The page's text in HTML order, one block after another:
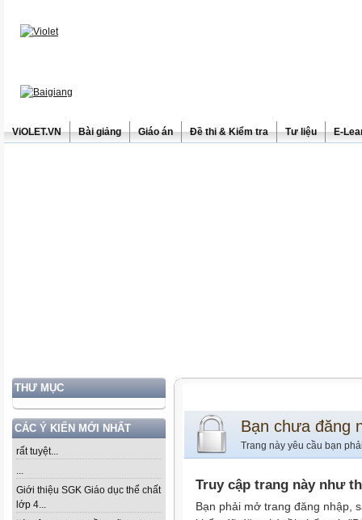
ViOLET.VN Bài giảng Giáo án Đề thi & Kiểm tra Tư liệu E-
THƯ MỤC
CÁC Ý KIẾN MỚI NHẤT
rất tuyệt...
...
Giới thiệu SGK Giáo dục thể chất
lớp 4...
Bạn chưa đăng
Trang này yêu cầu bạn
Truy cập trang này như
Bạn phải mở trang đăng nhập,